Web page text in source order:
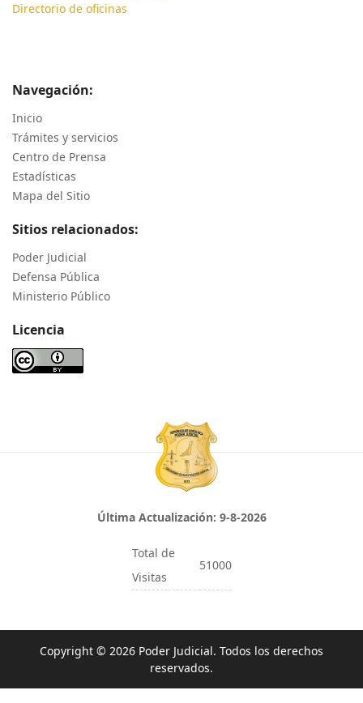
Directorio de oficinas
Navegación:
Inicio
Trámites y servicios
Centro de Prensa
Estadísticas
Mapa del Sitio
Sitios relacionados:
Poder Judicial
Defensa Pública
Ministerio Público
Licencia
Última Actualización: 9-8-2026
Total de
Visitas
51000
Copyright © 2026 Poder Judicial. Todos los derechos
reservados.